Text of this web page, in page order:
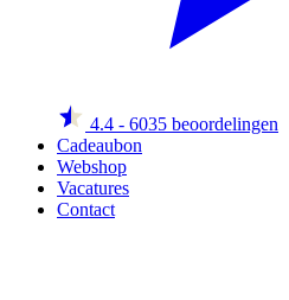
4.4 - 6035 beoordelingen
Cadeaubon
Webshop
Vacatures
Contact